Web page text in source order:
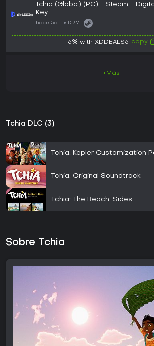
Tchia (Global) (PC) - Steam - Digital
Key
hace 5d DRM:
-6% with XDDEALS6 copy
+Más
Tchia DLC (3)
Tchia: Kepler Customization
Tchia: Original Soundtrack
Tchia: The Beach-Sides
Sobre Tchia